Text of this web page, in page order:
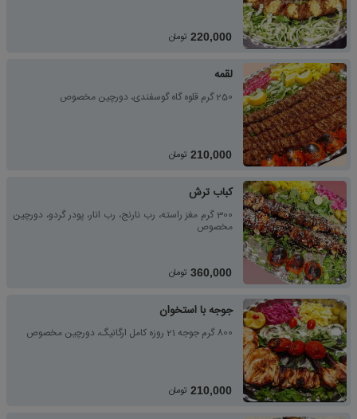
220,000 تومان
لقمه
250 گرم قلوه گاه گوسفندی، دورچین مخصوص
210,000 تومان
کباب ترش
300 گرم مغز راسته، رب نارنج، رب انار، پودر گردو، دورچین
مخصوص
360,000 تومان
جوجه با استخوان
800 گرم جوجه 21 روزه کامل ارگانیگ، دورچین مخصوص
210,000 تومان